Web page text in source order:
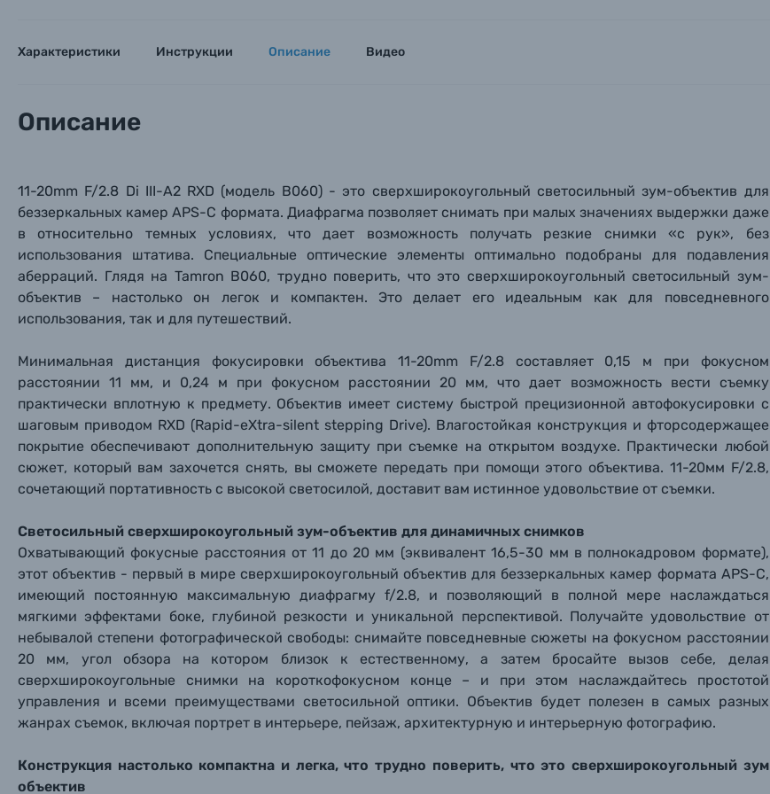
Каталог товаров
Цифровые фотоаппараты
Характеристики Инструкции Описание Видео
Описание
11-20mm F/2.8 Di III-A2 RXD (модель B060) - это сверхширокоугольный светосильный зум-объектив для
беззеркальных камер APS-C формата. Диафрагма позволяет снимать при малых значениях выдержки даже
в относительно темных условиях, что дает возможность получать резкие снимки «с рук», без
использования штатива. Специальные оптические элементы оптимально подобраны для подавления
аберраций. Глядя на Tamron B060, трудно поверить, что это сверхширокоугольный светосильный зум-
объектив – настолько он легок и компактен. Это делает его идеальным как для повседневного
использования, так и для путешествий.
Минимальная дистанция фокусировки объектива 11-20mm F/2.8 составляет 0,15 м при фокусном
расстоянии 11 мм, и 0,24 м при фокусном расстоянии 20 мм, что дает возможность вести съемку
практически вплотную к предмету. Объектив имеет систему быстрой прецизионной автофокусировки с
шаговым приводом RXD (Rapid-eXtra-silent stepping Drive). Влагостойкая конструкция и фторсодержащее
покрытие обеспечивают дополнительную защиту при съемке на открытом воздухе. Практически любой
сюжет, который вам захочется снять, вы сможете передать при помощи этого объектива. 11-20мм F/2.8,
сочетающий портативность с высокой светосилой, доставит вам истинное удовольствие от съемки.
Светосильный сверхширокоугольный зум-объектив для динамичных снимков
Охватывающий фокусные расстояния от 11 до 20 мм (эквивалент 16,5-30 мм в полнокадровом формате),
этот объектив - первый в мире сверхширокоугольный объектив для беззеркальных камер формата APS-C,
имеющий постоянную максимальную диафрагму f/2.8, и позволяющий в полной мере наслаждаться
мягкими эффектами боке, глубиной резкости и уникальной перспективой. Получайте удовольствие от
небывалой степени фотографической свободы: снимайте повседневные сюжеты на фокусном расстоянии
20 мм, угол обзора на котором близок к естественному, а затем бросайте вызов себе, делая
сверхширокоугольные снимки на короткофокусном конце – и при этом наслаждайтесь простотой
управления и всеми преимуществами светосильной оптики. Объектив будет полезен в самых разных
жанрах съемок, включая портрет в интерьере, пейзаж, архитектурную и интерьерную фотографию.
Конструкция настолько компактна и легка, что трудно поверить, что это сверхширокоугольный зум
объектив